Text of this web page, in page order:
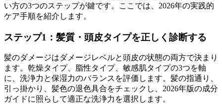
い方の3つのステップが鍵です。ここでは、2026年の実践的
ケア手順を紹介します。
ステップ1：髪質・頭皮タイプを正しく診断する
髪のダメージはダメージレベルと頭皮の状態の両方で決まり
ます。乾燥タイプ、脂性タイプ、敏感肌タイプの3つを軸
に、洗浄力と保湿力のバランスを評価します。髪の指通り、
引っ掛かり、髪色の退色具合をチェックし、2026年版の成分
ガイドに照らして適正な洗浄力を選択します。